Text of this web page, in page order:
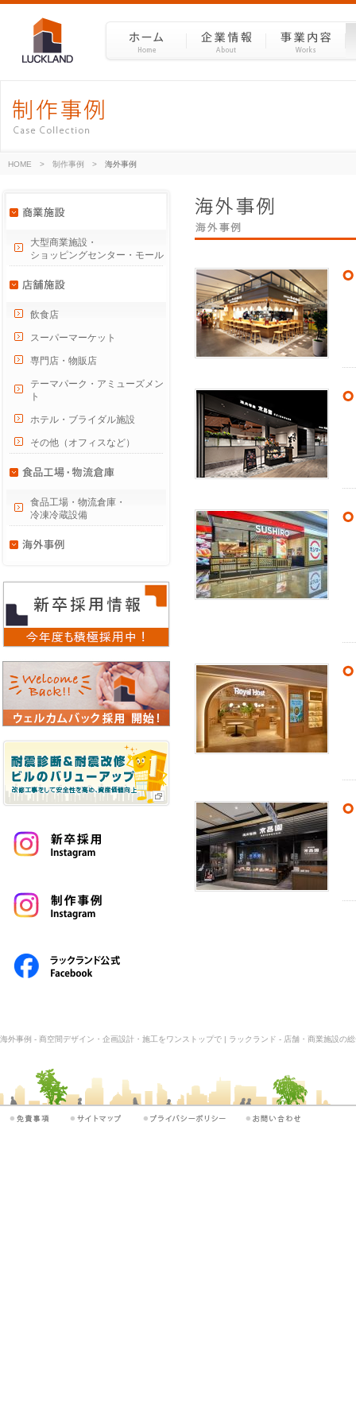
HOME > 制作事例 > 海外事例
大型商業施設・
ショッピングセンター・モール
飲食店
スーパーマーケット
専門店・物販店
テーマパーク・アミューズメン
ト
ホテル・ブライダル施設
その他（オフィスなど）
食品工場・物流倉庫・
冷凍冷蔵設備
海外事例 - 商空間デザイン・企画設計・施工をワンストップで | ラックランド - 店舗・商業施設の